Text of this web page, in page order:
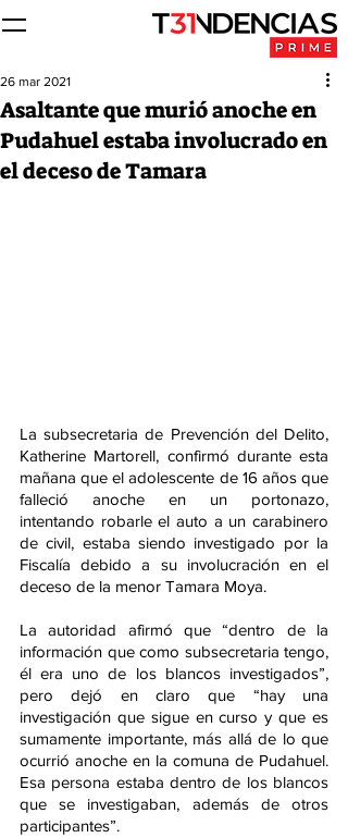
Asaltante que murió anoche en
Pudahuel estaba involucrado en
el deceso de Tamara
26 mar 2021
La subsecretaria de Prevención del Delito,
Katherine Martorell, confirmó durante esta
mañana que el adolescente de 16 años que
falleció anoche en un portonazo,
intentando robarle el auto a un carabinero
de civil, estaba siendo investigado por la
Fiscalía debido a su involucración en el
deceso de la menor Tamara Moya.
La autoridad afirmó que “dentro de la
información que como subsecretaria tengo,
él era uno de los blancos investigados”,
pero dejó en claro que “hay una
investigación que sigue en curso y que es
sumamente importante, más allá de lo que
ocurrió anoche en la comuna de Pudahuel.
Esa persona estaba dentro de los blancos
que se investigaban, además de otros
participantes”.